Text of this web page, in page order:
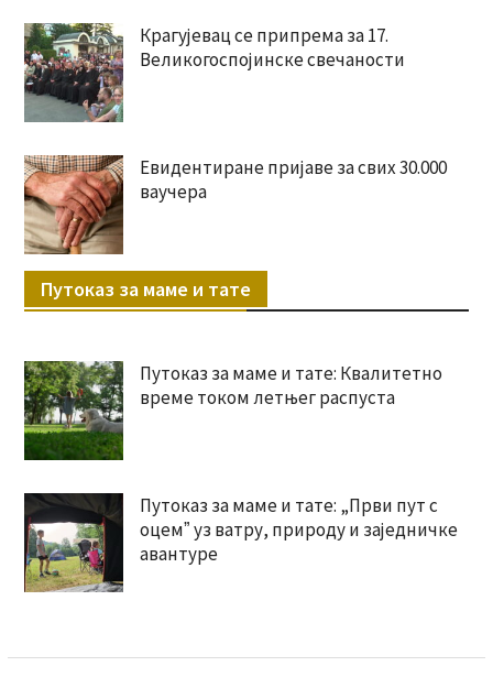
Крагујевац се припрема за 17.
Великогоспојинске свечаности
Евидентиране пријаве за свих 30.000
ваучера
Путоказ за маме и тате
Путоказ за маме и тате: Квалитетно
време током летњег распуста
Путоказ за маме и тате: „Први пут с
оцемˮ уз ватру, природу и заједничке
авантуре